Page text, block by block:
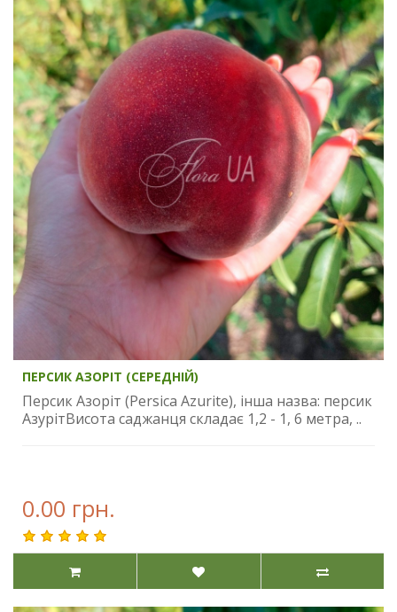
ПЕРСИК АЗОРІТ (СЕРЕДНІЙ)
Персик Азоріт (Persica Azurite), інша назва: персик
АзурітВисота саджанця складає 1,2 - 1, 6 метра, ..
0.00 грн.